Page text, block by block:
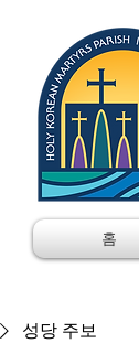
홈
성당 주보